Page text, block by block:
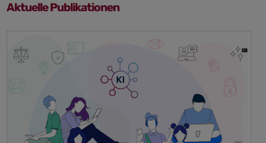
den
Aktuelle Publikationen